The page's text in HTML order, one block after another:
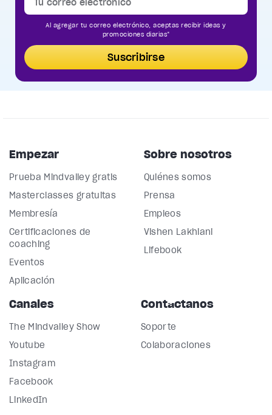
Al agregar tu correo electrónico, aceptas recibir ideas y
promociones diarias*
Suscribirse
Empezar
Prueba Mindvalley gratis
Masterclasses gratuitas
Membresía
Certificaciones de
coaching
Eventos
Aplicación
Sobre nosotros
Quiénes somos
Prensa
Empleos
Vishen Lakhiani
Lifebook
Canales
The Mindvalley Show
Youtube
Instagram
Facebook
LinkedIn
Contáctanos
Soporte
Colaboraciones